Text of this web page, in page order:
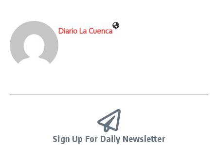
Diario La Cuenca
Sign Up For Daily Newsletter